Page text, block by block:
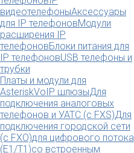
видеотелефоныАксессуары
для IP телефоновМодули
расширения IP
телефоновБлоки питания для
IP телефоновUSB телефоны и
трубки
Платы и модули для
AsteriskVoIP шлюзыДля
подключения аналоговых
телефонов и УАТС (с FXS)Для
подключения городской сети
(с FXO)для цифрового потока
(E1/T1)со встроенным